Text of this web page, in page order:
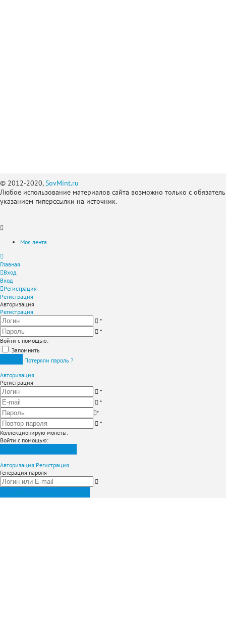
© 2012-2020,SovMint.ru
Любое использование материалов сайта возможно только с
указанием гиперссылки на источник.
Моя лента
Главная
Вход
Вход
Регистрация
Регистрация
Авторизация
Регистрация
*
*
Войти с помощью:
Запомнить
Потеряли пароль ?
Авторизация
Регистрация
*
*
*
*
Коллекционирую монеты:
Войти с помощью:
Авторизация Регистрация
Генерация пароля